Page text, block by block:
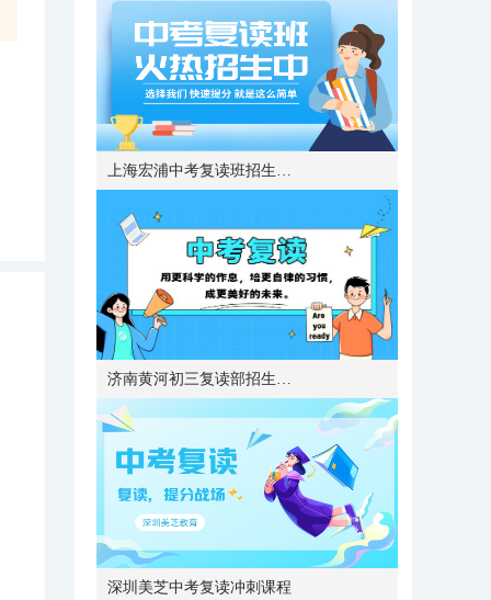
上海宏浦中考复读班招生简章
济南黄河初三复读部招生简章
深圳美芝中考复读冲刺课程